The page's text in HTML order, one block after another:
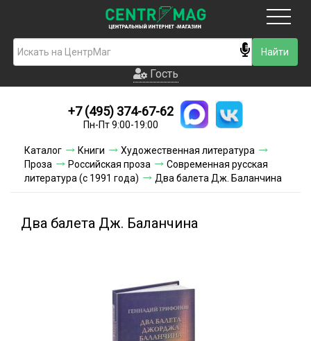
Гость
Новинки
Условия доставки
Условия оплаты
Гость
+7 (495) 374-67-62
Пн-Пт 9:00-19:00
Каталог Книги
Художественная литература
Проза
Российская проза
Современная русская
литература (с 1991 года)
Два балета Дж. Баланчина
Два балета Дж. Баланчина